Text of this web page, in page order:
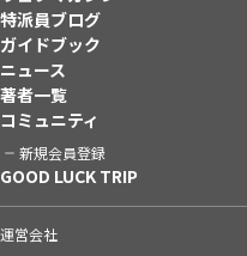
特派員ブログ
ガイドブック
ニュース
著者一覧
コミュニティ
新規会員登録
GOOD LUCK TRIP
運営会社